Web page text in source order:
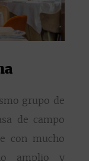
grupo de
de campo
con mucho
amplio y